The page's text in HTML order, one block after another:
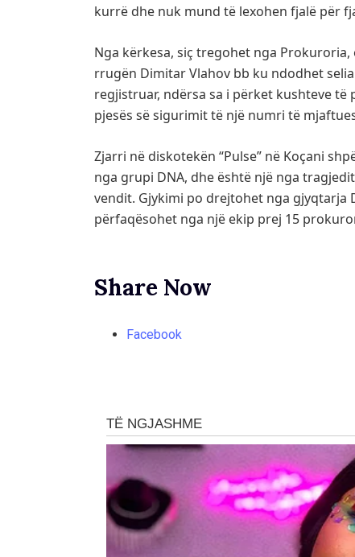
kurrë dhe nuk mund të lexohen fjalë për
Nga kërkesa, siç tregohet nga
rrugën Dimitar Vlahov bb ku ndodhet
regjistruar, ndërsa sa i përket kushteve
pjesës së sigurimit të një numri të
Zjarri në diskotekën “Pulse” në Koçani
nga grupi DNA, dhe është një nga
vendit. Gjykimi po drejtohet nga gjyqtarja
përfaqësohet nga një ekip prej 15
Share Now
Facebook